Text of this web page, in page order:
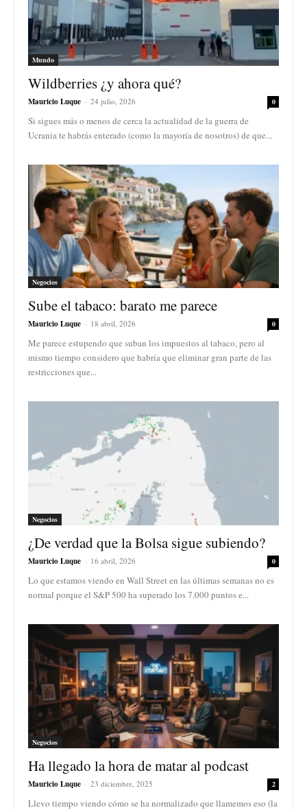
Mundo
Wildberries ¿y ahora qué?
Mauricio Luque - 24 julio, 2026 0
Si sigues más o menos de cerca la actualidad de la guerra de
Ucrania te habrás enterado (como la mayoría de nosotros) de que...
Negocios
Sube el tabaco: barato me parece
Mauricio Luque - 18 abril, 2026 0
Me parece estupendo que suban los impuestos al tabaco, pero al
mismo tiempo considero que habría que eliminar gran parte de las
restricciones que...
Negocios
¿De verdad que la Bolsa sigue subiendo?
Mauricio Luque - 16 abril, 2026 0
Lo que estamos viendo en Wall Street en las últimas semanas no es
normal porque el S&P 500 ha superado los 7.000 puntos e...
Negocios
Ha llegado la hora de matar al podcast
Mauricio Luque - 23 diciembre, 2025 2
Llevo tiempo viendo cómo se ha normalizado que llamemos eso (la